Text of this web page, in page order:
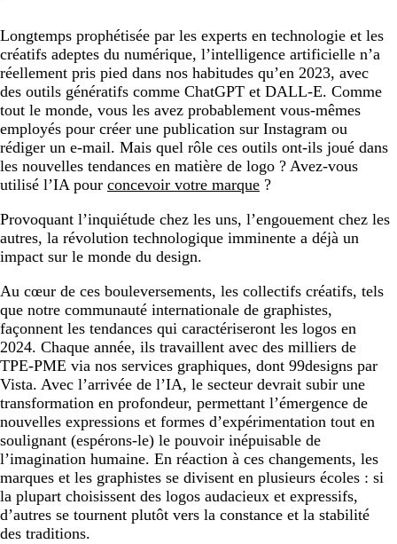
Longtemps prophétisée par les experts en technologie et les
créatifs adeptes du numérique, l’intelligence artificielle n’a
réellement pris pied dans nos habitudes qu’en 2023, avec
des outils génératifs comme ChatGPT et DALL-E. Comme
tout le monde, vous les avez probablement vous-mêmes
employés pour créer une publication sur Instagram ou
rédiger un e-mail. Mais quel rôle ces outils ont-ils joué dans
les nouvelles tendances en matière de logo ? Avez-vous
utilisé l’IA pour concevoir votre marque ?
Provoquant l’inquiétude chez les uns, l’engouement chez les
autres, la révolution technologique imminente a déjà un
impact sur le monde du design.
Au cœur de ces bouleversements, les collectifs créatifs, tels
que notre communauté internationale de graphistes,
façonnent les tendances qui caractériseront les logos en
2024. Chaque année, ils travaillent avec des milliers de
TPE-PME via nos services graphiques, dont 99designs par
Vista. Avec l’arrivée de l’IA, le secteur devrait subir une
transformation en profondeur, permettant l’émergence de
nouvelles expressions et formes d’expérimentation tout en
soulignant (espérons-le) le pouvoir inépuisable de
l’imagination humaine. En réaction à ces changements, les
marques et les graphistes se divisent en plusieurs écoles : si
la plupart choisissent des logos audacieux et expressifs,
d’autres se tournent plutôt vers la constance et la stabilité
des traditions.
Le colour block flashy
Le passé comme source d’inspiration
Les logos éco-modernes
La typographie industrielle
Le psychédélisme abstrait
La découpe de logos
L’iconographie géométrique
Les formes pleines